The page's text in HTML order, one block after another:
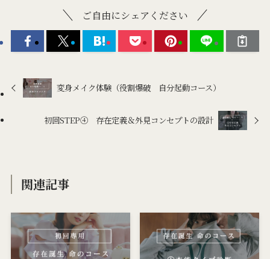
ご自由にシェアください
変身メイク体験（役割爆破 自分起動コース）
初回STEP④ 存在定義＆外見コンセプトの設計
関連記事